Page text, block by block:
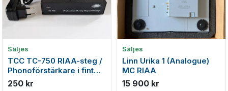
Säljes
TCC TC-750 RIAA-steg /
Phonoförstärkare i fint
skick
250 kr
Säljes
Linn Urika 1 (Analogue)
MC RIAA
15 900 kr